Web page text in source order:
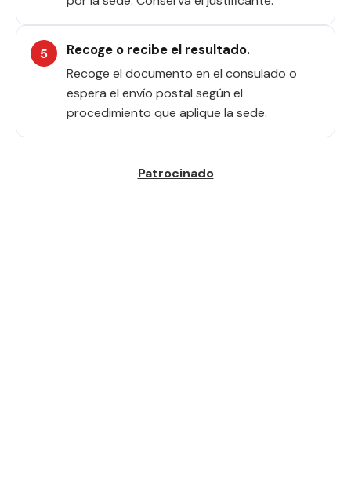
Recoge o recibe el resultado.
Recoge el documento en el consulado o
espera el envío postal según el
procedimiento que aplique la sede.